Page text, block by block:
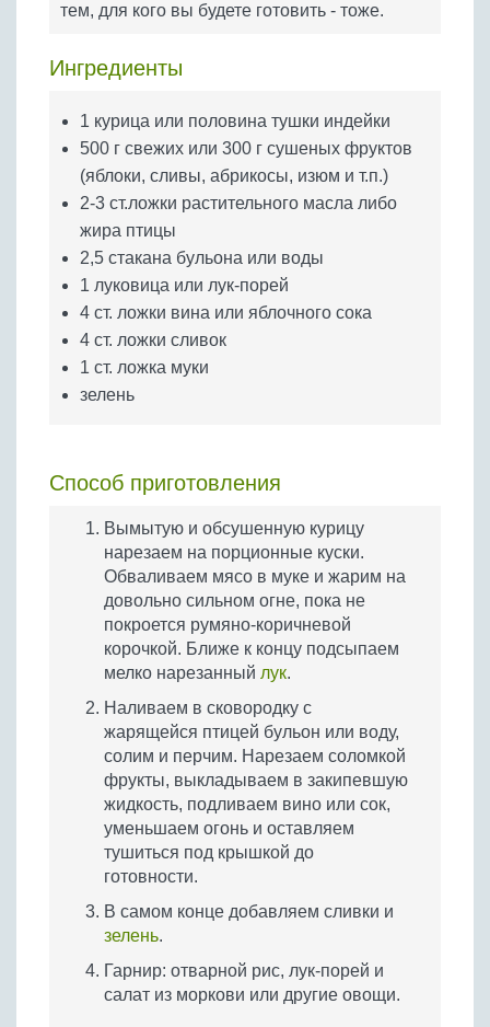
Бобовые
Крупы
тем, для кого вы будете готовить - тоже.
Ингредиенты
1 курица или половина тушки индейки
500 г свежих или 300 г сушеных фруктов
(яблоки, сливы, абрикосы, изюм и т.п.)
2-3 ст.ложки растительного масла либо
жира птицы
2,5 стакана бульона или воды
1 луковица или лук-порей
4 ст. ложки вина или яблочного сока
4 ст. ложки сливок
1 ст. ложка муки
зелень
Способ приготовления
Вымытую и обсушенную курицу
нарезаем на порционные куски.
Обваливаем мясо в муке и жарим на
довольно сильном огне, пока не
покроется румяно-коричневой
корочкой. Ближе к концу подсыпаем
мелко нарезанный лук.
Наливаем в сковородку с
жарящейся птицей бульон или воду,
солим и перчим. Нарезаем соломкой
фрукты, выкладываем в закипевшую
жидкость, подливаем вино или сок,
уменьшаем огонь и оставляем
тушиться под крышкой до
готовности.
В самом конце добавляем сливки и
зелень.
Гарнир: отварной рис, лук-порей и
салат из моркови или другие овощи.